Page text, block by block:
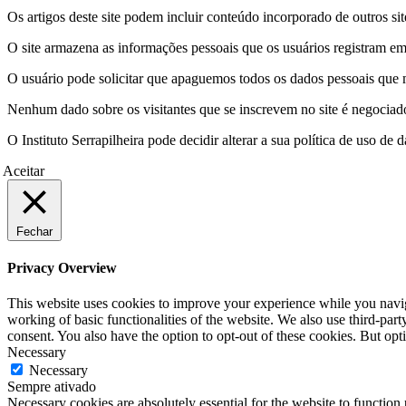
Os artigos deste site podem incluir conteúdo incorporado de outros
O site armazena as informações pessoais que os usuários registram
O usuário pode solicitar que apaguemos todos os dados pessoais
Nenhum dado sobre os visitantes que se inscrevem no site é
O Instituto Serrapilheira pode decidir alterar a sua política de uso de
Aceitar
Fechar
Privacy Overview
This website uses cookies to improve your experience while you
working of basic functionalities of the website. We also use third-
consent. You also have the option to opt-out of these cookies. But
Necessary
Necessary
Sempre ativado
Necessary cookies are absolutely essential for the website to